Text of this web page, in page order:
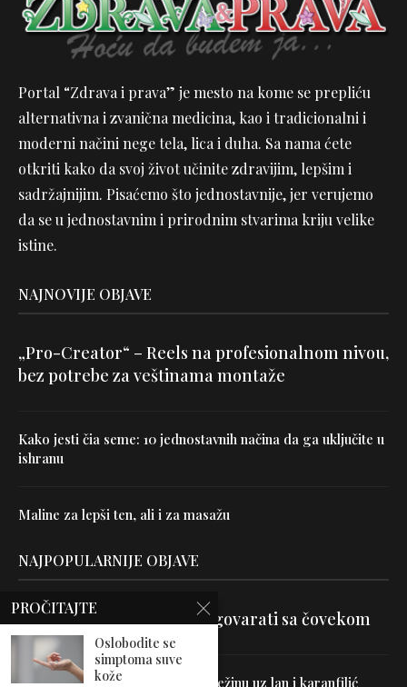
Portal “Zdrava i prava” je mesto na kome se prepliću
alternativna i zvanična medicina, kao i tradicionalni i
moderni načini nege tela, lica i duha. Sa nama ćete
otkriti kako da svoj život učinite zdravijim, lepšim i
sadržajnijim. Pisaćemo što jednostavnije, jer verujemo
da se u jednostavnim i prirodnim stvarima kriju velike
istine.
NAJNOVIJE OBJAVE
„Pro-Creator“ – Reels na profesionalnom nivou,
bez potrebe za veštinama montaže
Kako jesti čia seme: 10 jednostavnih načina da ga uključite u
ishranu
Maline za lepši ten, ali i za masažu
NAJPOPULARNIJE OBJAVE
Velika je veština znati razgovarati sa čovekom
Uništite parazite i normalizujte težinu uz lan i karanfilić
PROČITAJTE
Oslobodite se
simptoma suve
kože